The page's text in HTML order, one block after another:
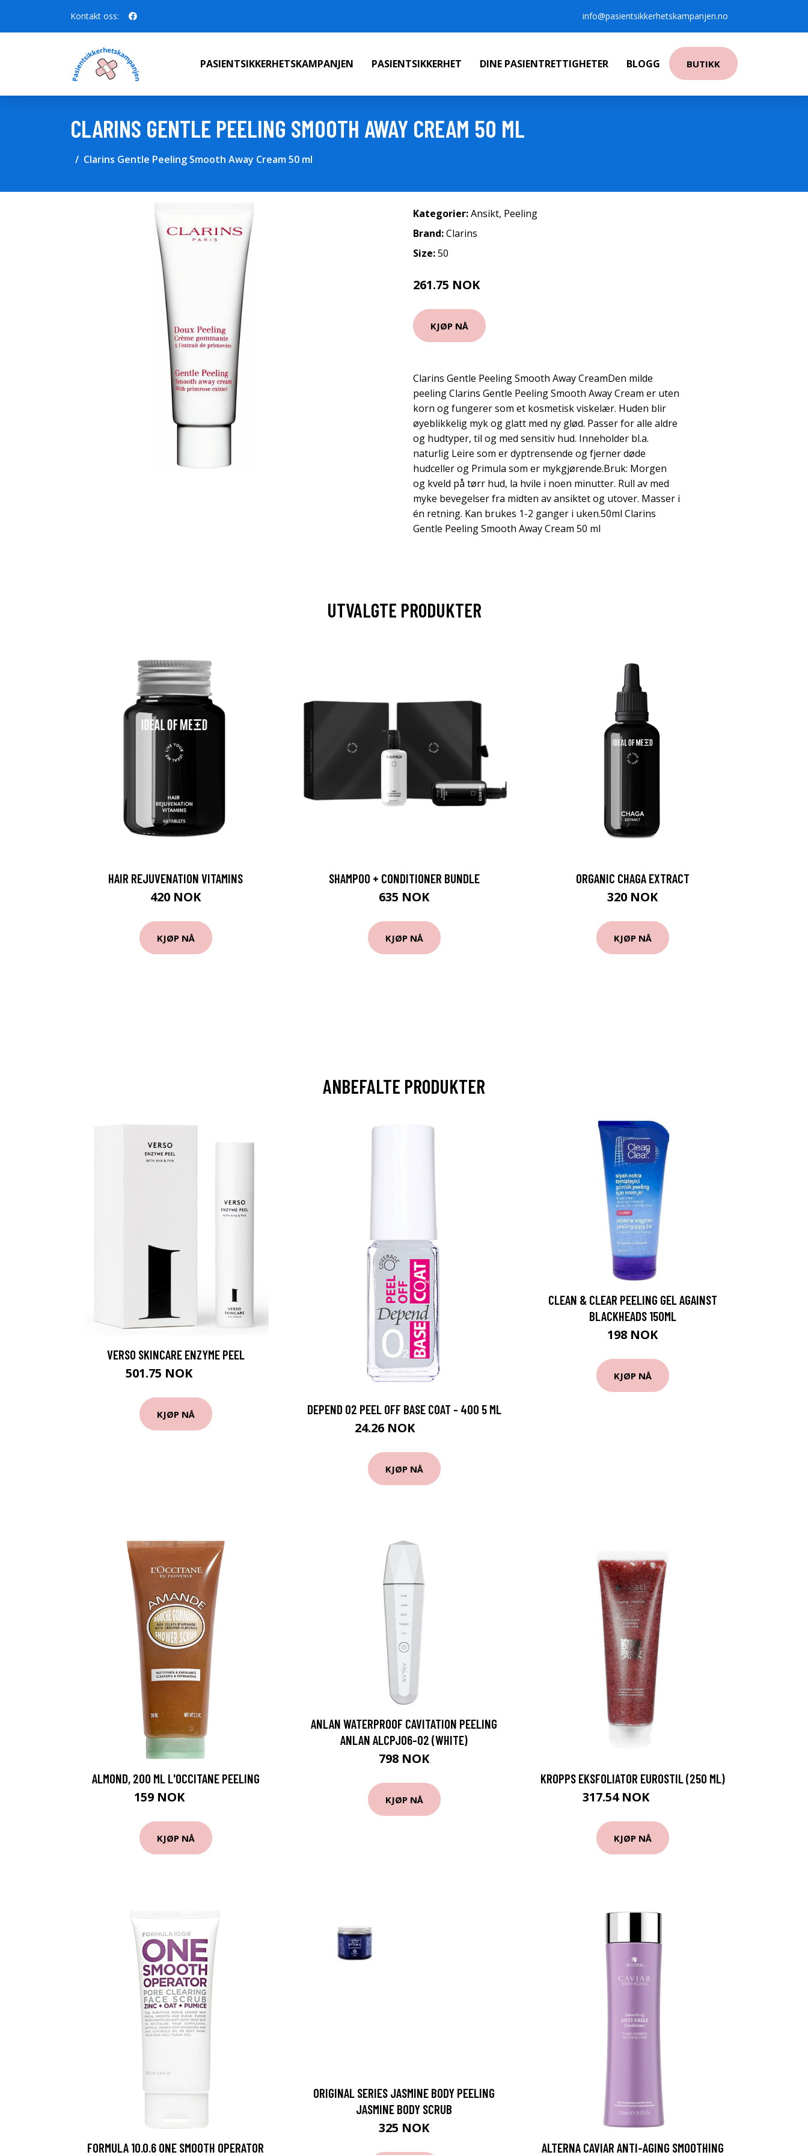
Kontakt oss: info@pasientsikkerhetskampanjen.no
PASIENTSIKKERHETSKAMPANJEN PASIENTSIKKERHET DINE PASIENTRETTIGHETER BLOGG BUTIKK
CLARINS GENTLE PEELING SMOOTH AWAY CREAM 50 ML
Clarins Gentle Peeling Smooth Away Cream 50 ml
Kategorier:Ansikt, Peeling
Brand:Clarins
Size:50
261.75 NOK
KJØP NÅ
Clarins Gentle Peeling Smooth Away CreamDen milde
peeling Clarins Gentle Peeling Smooth Away Cream er uten
korn og fungerer som et kosmetisk viskelær. Huden blir
øyeblikkelig myk og glatt med ny glød. Passer for alle aldre
og hudtyper, til og med sensitiv hud. Inneholder bl.a.
naturlig Leire som er dyptrensende og fjerner døde
hudceller og Primula som er mykgjørende.Bruk: Morgen
og kveld på tørr hud, la hvile i noen minutter. Rull av med
myke bevegelser fra midten av ansiktet og utover. Masser i
én retning. Kan brukes 1-2 ganger i uken.50ml Clarins
Gentle Peeling Smooth Away Cream 50 ml
UTVALGTE PRODUKTER
HAIR REJUVENATION VITAMINS
420 NOK
KJØP NÅ
SHAMPOO + CONDITIONER BUNDLE
635 NOK
KJØP NÅ
ORGANIC CHAGA EXTRACT
320 NOK
KJØP NÅ
ANBEFALTE PRODUKTER
VERSO SKINCARE ENZYME PEEL
501.75 NOK
KJØP NÅ DEPEND 02 PEEL OFF BASE COAT - 400 5 ML
24.26 NOK
KJØP NÅ
CLEAN & CLEAR PEELING GEL AGAINST
BLACKHEADS 150ML
198 NOK
KJØP NÅ
ALMOND, 200 ML L'OCCITANE PEELING
159 NOK
KJØP NÅ
ANLAN WATERPROOF CAVITATION PEELING
ANLAN ALCPJ06-02 (WHITE)
798 NOK
KJØP NÅ
KROPPS EKSFOLIATOR EUROSTIL (250 ML)
317.54 NOK
KJØP NÅ
FORMULA 10.0.6 ONE SMOOTH OPERATOR
ORIGINAL SERIES JASMINE BODY PEELING
JASMINE BODY SCRUB
325 NOK
ALTERNA CAVIAR ANTI-AGING SMOOTHING